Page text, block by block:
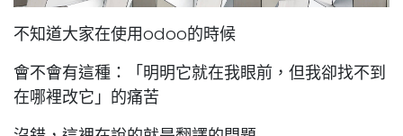
不知道大家在使用odoo的時候
會不會有這種：「明明它就在我眼前，但我卻找不到
在哪裡改它」的痛苦